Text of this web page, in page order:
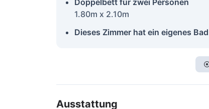
Doppelbett für zwei Personen
1.80m x 2.10m
Dieses Zimmer hat ein eigenes Bad
Ausstattung